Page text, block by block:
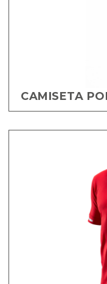
CAMISETA